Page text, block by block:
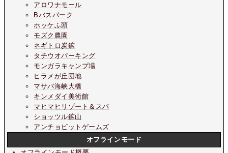
アロワナモール
Bバスパーク
ホッケふ頭
モズク農園
ネギトロ炭鉱
タチウオパーキング
モンガラキャンプ場
ヒラメが丘団地
マサバ海峡大橋
キンメダイ美術館
マヒマヒリゾート＆スパ
ショッツル鉱山
アンチョビットゲームズ
オフラインモード